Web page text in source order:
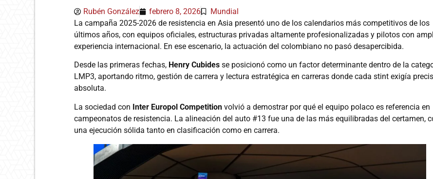
Rubén González febrero 8, 2026
Mundial
La campaña 2025-2026 de resistencia en Asia presentó uno de los calendarios más competitivos de los
últimos años, con equipos oficiales, estructuras privadas altamente profesionalizadas y pilotos con
experiencia internacional. En ese escenario, la actuación del colombiano no pasó desapercibida.
Desde las primeras fechas, Henry Cubides se posicionó como un factor determinante dentro de la
LMP3, aportando ritmo, gestión de carrera y lectura estratégica en carreras donde cada stint exigía
absoluta.
La sociedad con Inter Europol Competition volvió a demostrar por qué el equipo polaco es referencia en
campeonatos de resistencia. La alineación del auto #13 fue una de las más equilibradas del certamen,
una ejecución sólida tanto en clasificación como en carrera.